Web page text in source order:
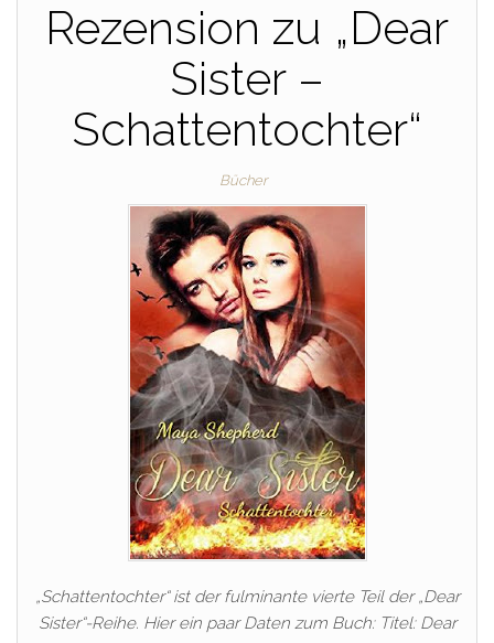
Rezension zu „Dear
Sister –
Schattentochter“
Bücher
„Schattentochter“ ist der fulminante vierte Teil der „Dear
Sister“-Reihe. Hier ein paar Daten zum Buch: Titel: Dear